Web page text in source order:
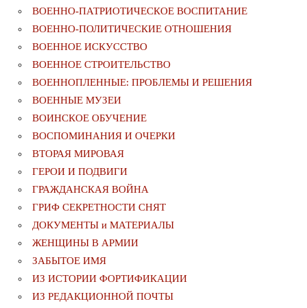
ВОЕННО-ПАТРИОТИЧЕСКОЕ ВОСПИТАНИЕ
ВОЕННО-ПОЛИТИЧЕСКИE ОТНОШЕНИЯ
ВОЕННОЕ ИСКУССТВО
ВОЕННОЕ СТРОИТЕЛЬСТВО
ВОЕННОПЛЕННЫЕ: ПРОБЛЕМЫ И РЕШЕНИЯ
ВОЕННЫЕ МУЗЕИ
ВОИНСКОЕ ОБУЧЕНИЕ
ВОСПОМИНАНИЯ И ОЧЕРКИ
ВТОРАЯ МИРОВАЯ
ГЕРОИ И ПОДВИГИ
ГРАЖДАНСКАЯ ВОЙНА
ГРИФ СЕКРЕТНОСТИ СНЯТ
ДОКУМЕНТЫ и МАТЕРИАЛЫ
ЖЕНЩИНЫ В АРМИИ
ЗАБЫТОЕ ИМЯ
ИЗ ИСТОРИИ ФОРТИФИКАЦИИ
ИЗ РЕДАКЦИОННОЙ ПОЧТЫ